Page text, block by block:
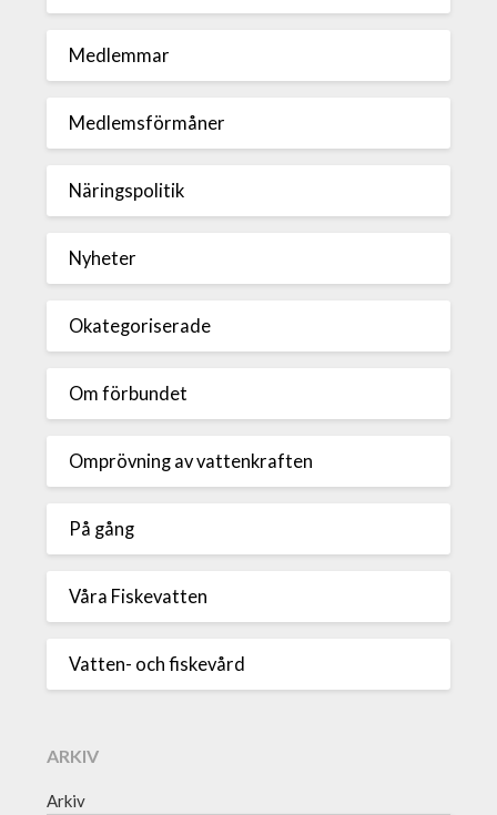
Medlemmar
Medlemsförmåner
Näringspolitik
Nyheter
Okategoriserade
Om förbundet
Omprövning av vattenkraften
På gång
Våra Fiskevatten
Vatten- och fiskevård
ARKIV
Arkiv